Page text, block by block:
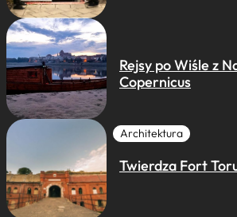
Rejsy po Wiśle z
Copernicus
Architektura
Twierdza Fort